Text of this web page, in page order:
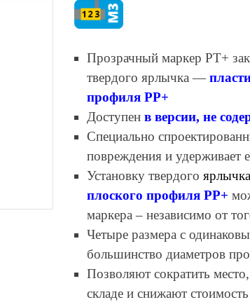
Прозрачный маркер PT+
твердого ярлычка —
профиля PP+
Доступенв версии, не
Специально
повреждения и удерживает
Установку твердого
плоского профиля PP+
маркера – независимо от
Четыре размера с
большинство диаметров
Позволяют сократить
складе и снижают